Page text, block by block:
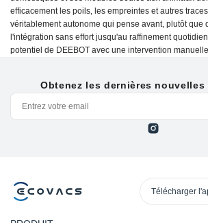
efficacement les poils, les empreintes et autres
véritablement autonome qui pense avant, plutôt que
l'intégration sans effort jusqu'au raffinement
potentiel de DEEBOT avec une intervention
Obtenez les dernières nouvelles
Télécharger